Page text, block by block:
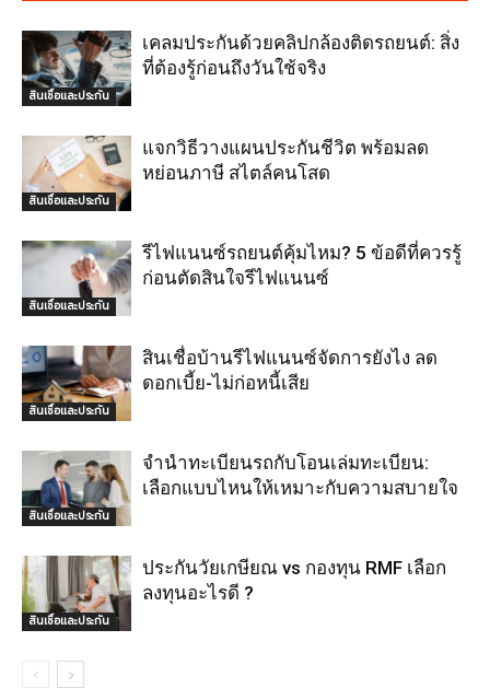
สินเชื่อและประกัน
เคลมประกันด้วยคลิปกล้องติดรถยนต์: สิ่ง
ที่ต้องรู้ก่อนถึงวันใช้จริง
สินเชื่อและประกัน
แจกวิธีวางแผนประกันชีวิต พร้อมลด
หย่อนภาษี สไตล์คนโสด
สินเชื่อและประกัน
รีไฟแนนซ์รถยนต์คุ้มไหม? 5 ข้อดีที่ควรรู้
ก่อนตัดสินใจรีไฟแนนซ์
สินเชื่อและประกัน
สินเชื่อบ้านรีไฟแนนซ์จัดการยังไง ลด
ดอกเบี้ย-ไม่ก่อหนี้เสีย
สินเชื่อและประกัน
จำนำทะเบียนรถกับโอนเล่มทะเบียน:
เลือกแบบไหนให้เหมาะกับความสบายใจ
สินเชื่อและประกัน
ประกันวัยเกษียณ vs กองทุน RMF เลือก
ลงทุนอะไรดี ?